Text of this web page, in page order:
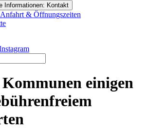
Informationen: Kontakt
& Öffnungszeiten
einigen